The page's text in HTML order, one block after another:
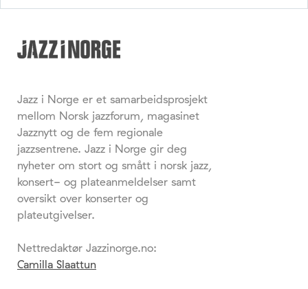
Jazz i Norge er et samarbeidsprosjekt
mellom Norsk jazzforum, magasinet
Jazznytt og de fem regionale
jazzsentrene. Jazz i Norge gir deg
nyheter om stort og smått i norsk jazz,
konsert- og plateanmeldelser samt
oversikt over konserter og
plateutgivelser.
Nettredaktør Jazzinorge.no:
Camilla Slaattun